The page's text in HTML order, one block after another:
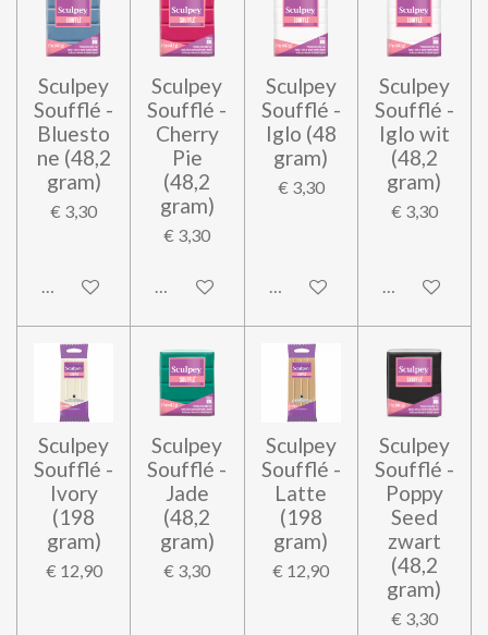
Sculpey
Soufflé -
Bluesto
ne (48,2
gram)
€ 3,30
In winkelwagen
Sculpey
Soufflé -
Cherry
Pie
(48,2
gram)
€ 3,30
In winkelwagen
Sculpey
Soufflé -
Iglo (48
gram)
€ 3,30
In winkelwagen
Sculpey
Soufflé -
Iglo wit
(48,2
gram)
€ 3,30
In
Sculpey
Soufflé -
Ivory
(198
gram)
€ 12,90
Sculpey
Soufflé -
Jade
(48,2
gram)
€ 3,30
Sculpey
Soufflé -
Latte
(198
gram)
€ 12,90
Sculpey
Soufflé -
Poppy
Seed
zwart
(48,2
gram)
€ 3,30